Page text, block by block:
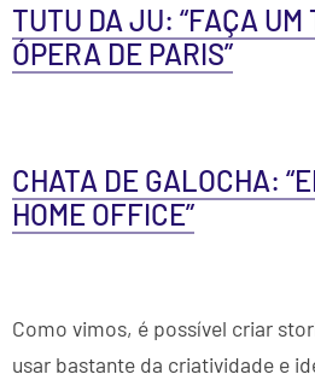
TUTU DA JU: “FAÇA UM
ÓPERA DE PARIS”
CHATA DE GALOCHA:
HOME OFFICE”
Como vimos, é possível criar
usar bastante da criatividade e